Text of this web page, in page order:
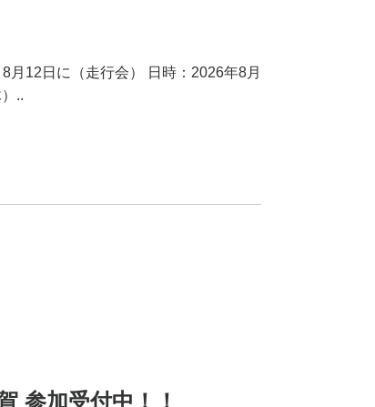
日に（走行会） 日時：2026年8月
..
参加受付中！！